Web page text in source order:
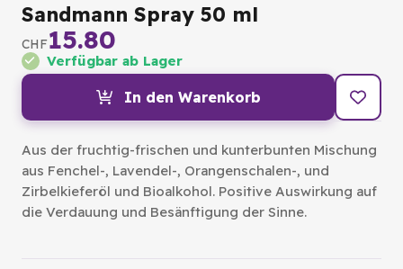
Sandmann Spray 50 ml
CHF15.80
Verfügbar ab Lager
In den Warenkorb
Aus der fruchtig-frischen und kunterbunten Mischung
aus Fenchel-, Lavendel-, Orangenschalen-, und
Zirbelkieferöl und Bioalkohol. Positive Auswirkung auf
die Verdauung und Besänftigung der Sinne.